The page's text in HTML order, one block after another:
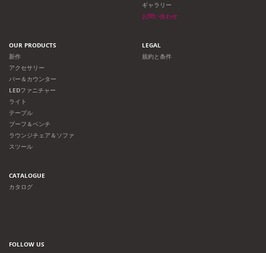
ギャラリー
お問い合わせ
OUR PRODUCTS
新作
アクセサリー
バー＆カウンター
LEDファニチャー
ライト
テーブル
プーフ＆ベンチ
ラウンジチェア＆ソファ
スツール
LEGAL
規約と条件
CATALOGUE
カタログ
FOLLOW US